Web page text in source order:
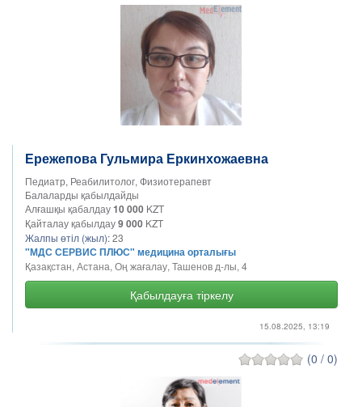
Ережепова Гульмира Еркинхожаевна
Педиатр, Реабилитолог, Физиотерапевт
Балаларды қабылдайды
Алғашқы қабалдау10 000 KZT
Қайталау қабылдау9 000 KZT
Жалпы өтіл (жыл):23
"МДС СЕРВИС ПЛЮС" медицина орталығы
Қазақстан, Астана, Оң жағалау, Ташенов д-лы, 4
Қабылдауға тіркелу
15.08.2025, 13:19
(0 / 0)